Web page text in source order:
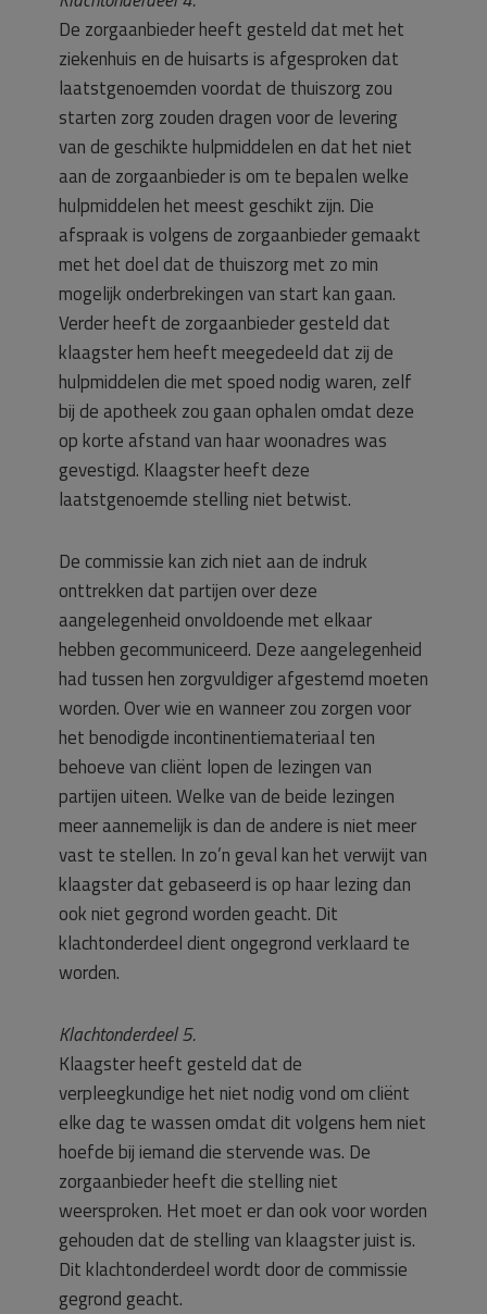
De zorgaanbieder heeft gesteld dat met het
ziekenhuis en de huisarts is afgesproken dat
laatstgenoemden voordat de thuiszorg zou
starten zorg zouden dragen voor de levering
van de geschikte hulpmiddelen en dat het niet
aan de zorgaanbieder is om te bepalen welke
hulpmiddelen het meest geschikt zijn. Die
afspraak is volgens de zorgaanbieder gemaakt
met het doel dat de thuiszorg met zo min
mogelijk onderbrekingen van start kan gaan.
Verder heeft de zorgaanbieder gesteld dat
klaagster hem heeft meegedeeld dat zij de
hulpmiddelen die met spoed nodig waren, zelf
bij de apotheek zou gaan ophalen omdat deze
op korte afstand van haar woonadres was
gevestigd. Klaagster heeft deze
laatstgenoemde stelling niet betwist.
De commissie kan zich niet aan de indruk
onttrekken dat partijen over deze
aangelegenheid onvoldoende met elkaar
hebben gecommuniceerd. Deze aangelegenheid
had tussen hen zorgvuldiger afgestemd moeten
worden. Over wie en wanneer zou zorgen voor
het benodigde incontinentiemateriaal ten
behoeve van cliënt lopen de lezingen van
partijen uiteen. Welke van de beide lezingen
meer aannemelijk is dan de andere is niet meer
vast te stellen. In zo’n geval kan het verwijt van
klaagster dat gebaseerd is op haar lezing dan
ook niet gegrond worden geacht. Dit
klachtonderdeel dient ongegrond verklaard te
worden.
Klachtonderdeel 5.
Klaagster heeft gesteld dat de
verpleegkundige het niet nodig vond om cliënt
elke dag te wassen omdat dit volgens hem niet
hoefde bij iemand die stervende was. De
zorgaanbieder heeft die stelling niet
weersproken. Het moet er dan ook voor worden
gehouden dat de stelling van klaagster juist is.
Dit klachtonderdeel wordt door de commissie
gegrond geacht.